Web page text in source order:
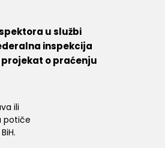
ili
potiče
u službi
inspekcija
o praćenju